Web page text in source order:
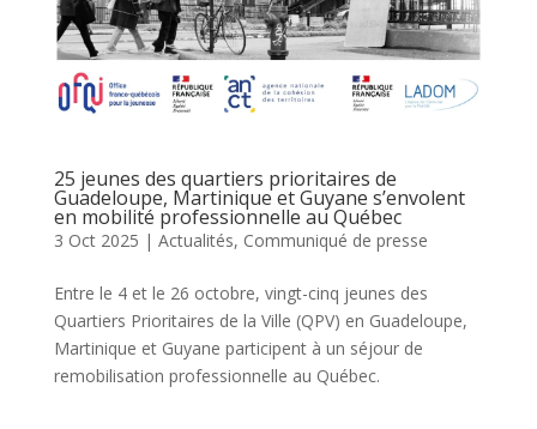
25 jeunes des quartiers prioritaires de
Guadeloupe, Martinique et Guyane s’envolent
en mobilité professionnelle au Québec
3 Oct 2025 | Actualités, Communiqué de presse
Entre le 4 et le 26 octobre, vingt-cinq jeunes des
Quartiers Prioritaires de la Ville (QPV) en Guadeloupe,
Martinique et Guyane participent à un séjour de
remobilisation professionnelle au Québec.